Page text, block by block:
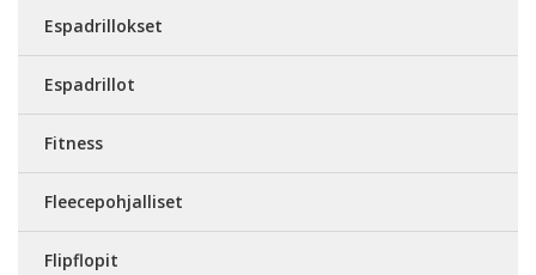
Espadrillokset
Espadrillot
Fitness
Fleecepohjalliset
Flipflopit